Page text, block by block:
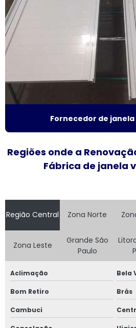
Fabricante de portas e janelas de
Fornecedor de esquadrias de alto
Fornecedor de esquadrias de
Fornecedor de janela de alumínio
Fornecedor de janela anti ruído
Fornecedor de janela sobreposta
Fornecedor de janela sobreposta
Fornecedor de janela sobreposta
Fornecedor de janela vidro triplo
Indústria de esquadrias de
Instalação de esquadrias de
Janela acústica
Fornecedor de
Regiões onde a
Fábrica de janela
Região Central Zona Norte
Zona Leste
Grande São
Paulo
Aclimação Bela
Bom Retiro Brás
Cambuci